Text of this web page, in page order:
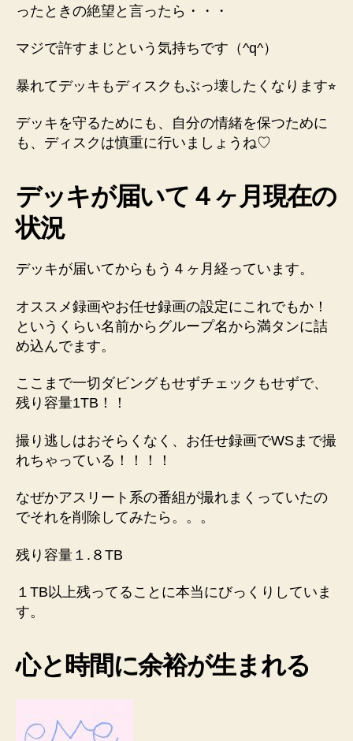
ったときの絶望と言ったら・・・
マジで許すまじという気持ちです（^q^）
暴れてデッキもディスクもぶっ壊したくなります⭐︎
デッキを守るためにも、自分の情緒を保つために
も、ディスクは慎重に行いましょうね♡
デッキが届いて４ヶ月現在の
状況
デッキが届いてからもう４ヶ月経っています。
オススメ録画やお任せ録画の設定にこれでもか！
というくらい名前からグループ名から満タンに詰
め込んでます。
ここまで一切ダビングもせずチェックもせずで、
残り容量1TB！！
撮り逃しはおそらくなく、お任せ録画でWSまで撮
れちゃっている！！！！
なぜかアスリート系の番組が撮れまくっていたの
でそれを削除してみたら。。。
残り容量１.８TB
１TB以上残ってることに本当にびっくりしていま
す。
心と時間に余裕が生まれる